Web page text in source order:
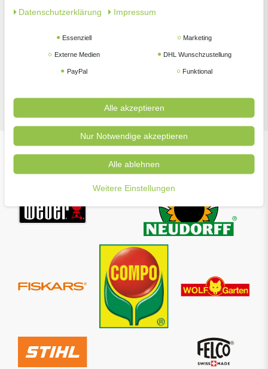
Unsere beliebtesten Marken
Daten­schutz­erklärung Impressum
Essenziell Marketing
Externe Medien DHL Wunschzustellung
PayPal Funktional
Alle akzeptieren
Nur Notwendige akzeptieren
Alle ablehnen
Weitere Einstellungen